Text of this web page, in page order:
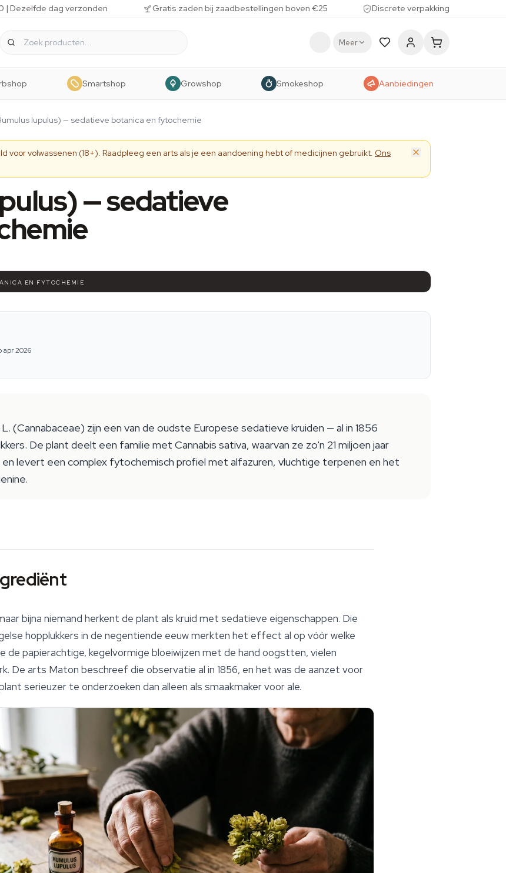
| Dezelfde dag verzonden Gratis zaden bij zaadbestellingen boven €25 Discrete verpakking
Meer
Smartshop Growshop Smokeshop Aanbiedingen
lupulus) — sedatieve botanica en fytochemie
voor volwassenen (18+). Raadpleeg een arts als je een aandoening hebt of medicijnen gebruikt. Ons
— sedatieve
EN FYTOCHEMIE
apr 2026
(Cannabaceae) zijn een van de oudste Europese sedatieve kruiden — al in 1856
De plant deelt een familie met Cannabis sativa, waarvan ze zo'n 21 miljoen jaar
levert een complex fytochemisch profiel met alfazuren, vluchtige terpenen en het
bijna niemand herkent de plant als kruid met sedatieve eigenschappen. Die
hopplukkers in de negentiende eeuw merkten het effect al op vóór welke
de papierachtige, kegelvormige bloeiwijzen met de hand oogstten, vielen
De arts Maton beschreef die observatie al in 1856, en het was de aanzet voor
serieuzer te onderzoeken dan alleen als smaakmaker voor ale.